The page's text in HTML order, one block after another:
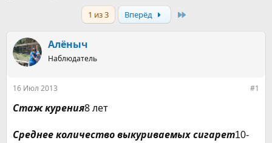
т
е
а
ч
1 из 3
Вперёд
Алёныч
Наблюдатель
16 Июл 2013 #1
Стаж курения8 лет
Среднее количество выкуриваемых сигарет10-